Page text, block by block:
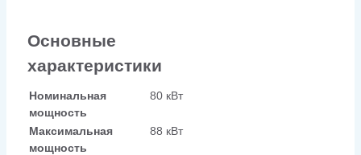
Основные
характеристики
Номинальная
мощность
80 кВт
Максимальная
мощность
88 кВт